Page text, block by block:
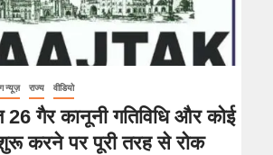
न्यूज़ राज्य वीडियो
गैर कानूनी गतिविधि और कोई
करने पर पूरी तरह से रोक